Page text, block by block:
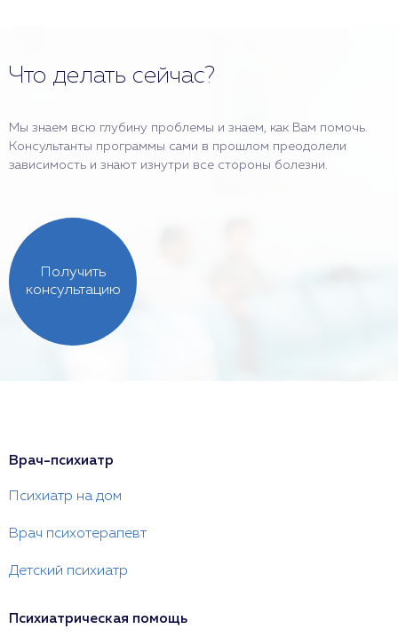
Что делать сейчас?
Мы знаем всю глубину проблемы и знаем, как Вам помочь.
Консультанты программы сами в прошлом преодолели
зависимость и знают изнутри все стороны болезни.
Получить
консультацию
Врач-психиатр
Психиатр на дом
Врач психотерапевт
Детский психиатр
Психиатрическая помощь